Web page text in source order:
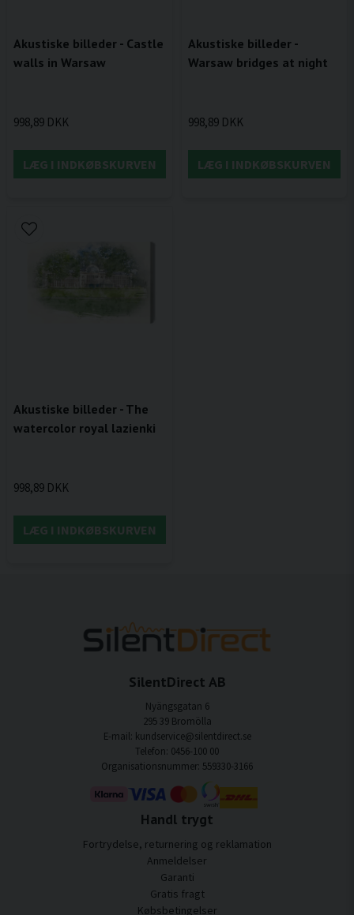
Akustiske billeder - Castle
walls in Warsaw
998,89 DKK
LÆG I INDKØBSKURVEN
Akustiske billeder -
Warsaw bridges at night
998,89 DKK
LÆG I INDKØBSKURVEN
Akustiske billeder - The
watercolor royal lazienki
998,89 DKK
LÆG I INDKØBSKURVEN
SilentDirect AB
Nyängsgatan 6
295 39 Bromölla
E-mail: kundservice@silentdirect.se
Telefon: 0456-100 00
Organisationsnummer: 559330-3166
Handl trygt
Fortrydelse, returnering og reklamation
Anmeldelser
Garanti
Gratis fragt
Købsbetingelser